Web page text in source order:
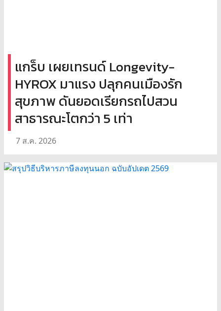
แกร็บ เผยเทรนด์ Longevity-
HYROX มาแรง ปลุกคนเมืองรัก
สุขภาพ ดันยอดเรียกรถไปสวน
สาธารณะโตกว่า 5 เท่า
7 ส.ค. 2026